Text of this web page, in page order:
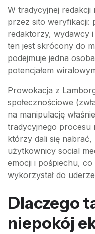
W tradycyjnej redakcji
przez sito weryfikacji:
redaktorzy, wydawcy
ten jest skrócony do
podejmuje jedna
potencjałem
Prowokacja z
społecznościowe
na manipulację
tradycyjnego procesu
którzy dali się
użytkownicy social
emocji i pośpiechu,
wykorzystał do
Dlaczego
niepokój